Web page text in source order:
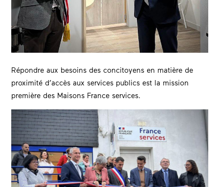
Répondre aux besoins des concitoyens en matière de
proximité d’accès aux services publics est la mission
première des Maisons France services.